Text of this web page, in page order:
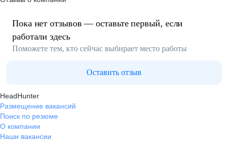
Пока нет отзывов — оставьте первый, если
работали здесь
Поможете тем, кто сейчас выбирает место работы
Оставить отзыв
HeadHunter
Размещение вакансий
Поиск по резюме
О компании
Наши вакансии